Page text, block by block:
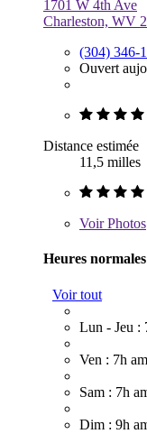
1701 W 4th Ave
Charleston, WV
(304) 346-
Ouvert
Distance estimée
11,5 milles
VoirPhotos
Heures normales
Voir tout
Lun - Jeu :
Ven : 7h
Sam : 7h
Dim : 9h